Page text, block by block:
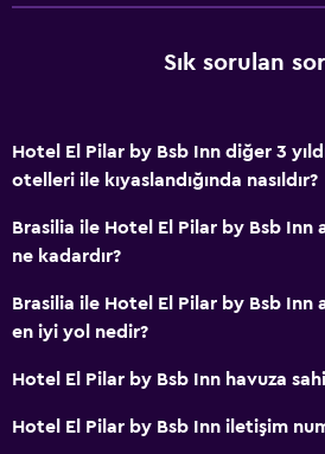
Yükseltilmiş klozet
Bide
Tuvalet kağıdı
Duş kabini
Genel
Aile odaları
Sık sorulan
Hotel El Pilar by Bsb Inn diğer 3
otelleri ile kıyaslandığında nasıldır?
Brasilia ile Hotel El Pilar by Bsb Inn
ne kadardır?
Brasilia ile Hotel El Pilar by Bsb Inn
en iyi yol nedir?
Hotel El Pilar by Bsb Inn havuza
Hotel El Pilar by Bsb Inn iletişim